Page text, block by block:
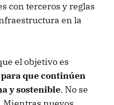
con terceros y reglas
en la
el objetivo es
que continúen
y sostenible. No se